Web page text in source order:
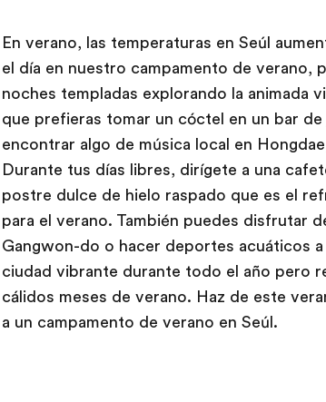
En verano, las temperaturas en Seúl
el día en nuestro campamento de verano,
noches templadas explorando la animada
que prefieras tomar un cóctel en un bar de
encontrar algo de música local en
Durante tus días libres, dirígete a una
postre dulce de hielo raspado que es el
para el verano. También puedes disfrutar
Gangwon-do o hacer deportes acuáticos
ciudad vibrante durante todo el año pero
cálidos meses de verano. Haz de este
a un campamento de verano en Seúl.